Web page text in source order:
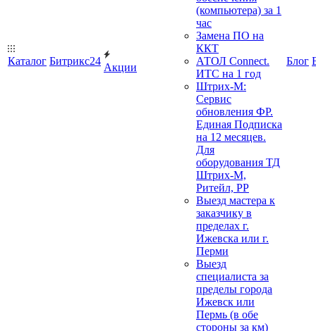
Каталог Битрикс24
Акции
(компьютера) за 1
час
Замена ПО на
ККТ
АТОЛ Connect.
ИТС на 1 год
Штрих-М:
Сервис
обновления ФР.
Единая Подписка
на 12 месяцев.
Для
оборудования ТД
Штрих-М,
Ритейл, РР
Выезд мастера к
заказчику в
пределах г.
Ижевска или г.
Перми
Выезд
специалиста за
пределы города
Ижевск или
Пермь (в обе
стороны за км)
Блог